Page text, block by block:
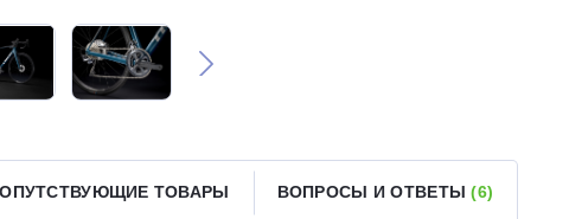
ТОВАРЫ ВОПРОСЫ И ОТВЕТЫ(6)
сегодня только
% картой любого банка